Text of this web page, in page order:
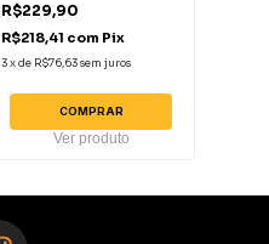
R$229,90
R$218,41 com Pix
3xde R$76,63sem juros
COMPRAR
Ver produto